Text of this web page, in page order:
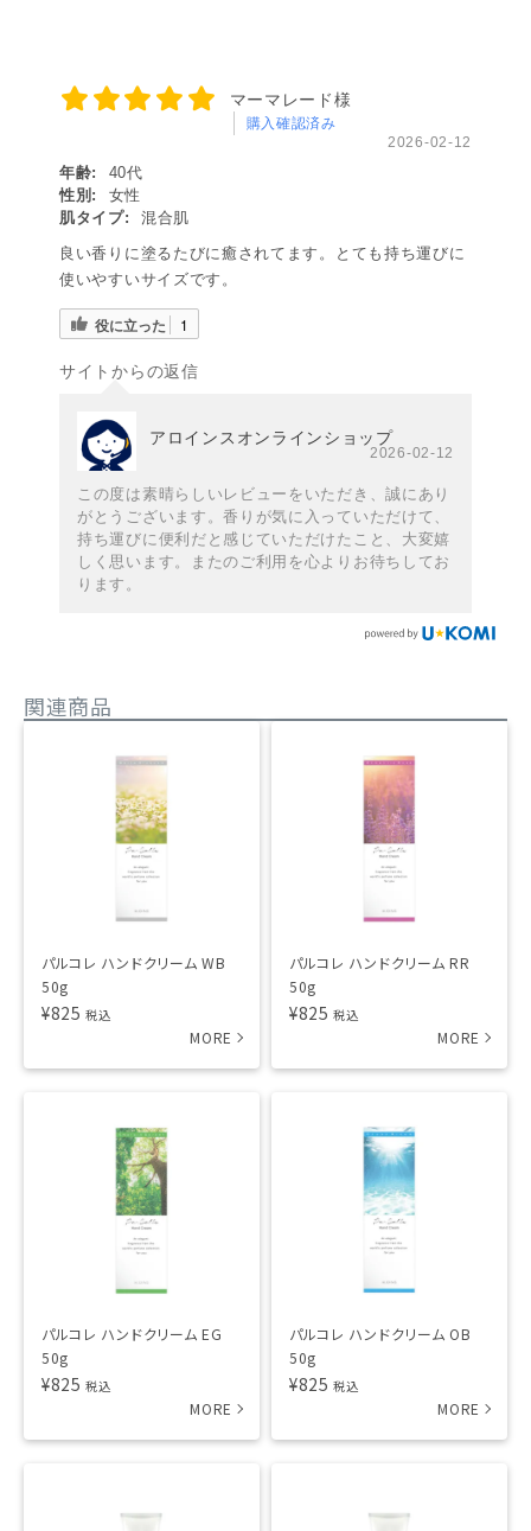
マーマレード様
購入確認済み
2026-02-12
年齢:
40代
性別:
女性
肌タイプ:
混合肌
良い香りに塗るたびに癒されてます。とても持ち運びに
使いやすいサイズです。
役に立った 1
サイトからの返信
アロインスオンラインショップ
2026-02-12
この度は素晴らしいレビューをいただき、誠にあり
がとうございます。香りが気に入っていただけて、
持ち運びに便利だと感じていただけたこと、大変嬉
しく思います。またのご利用を心よりお待ちしてお
ります。
関連商品
パルコレ ハンドクリーム WB
50g
¥825 税込
パルコレ ハンドクリーム RR
50g
¥825 税込
パルコレ ハンドクリーム EG
50g
¥825 税込
パルコレ ハンドクリーム OB
50g
¥825 税込